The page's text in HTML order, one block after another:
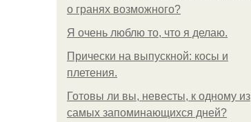
о гранях возможного?
Я очень люблю то, что я делаю.
Прически на выпускной: косы и
плетения.
Готовы ли вы, невесты, к одному из
самых запоминающихся дней?